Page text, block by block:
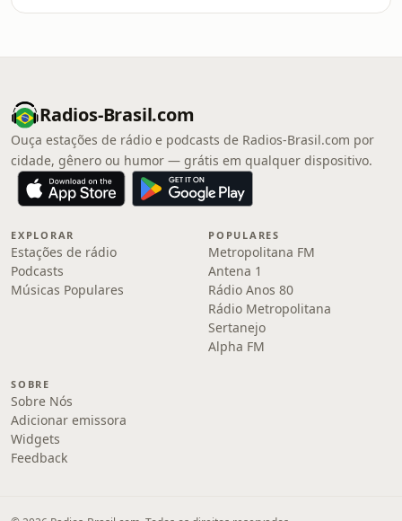
Radios-Brasil.com
Ouça estações de rádio e podcasts de Radios-Brasil.com por
cidade, gênero ou humor — grátis em qualquer dispositivo.
EXPLORAR
Estações de rádio
Podcasts
Músicas Populares
POPULARES
Metropolitana FM
Antena 1
Rádio Anos 80
Rádio Metropolitana
Sertanejo
Alpha FM
SOBRE
Sobre Nós
Adicionar emissora
Widgets
Feedback